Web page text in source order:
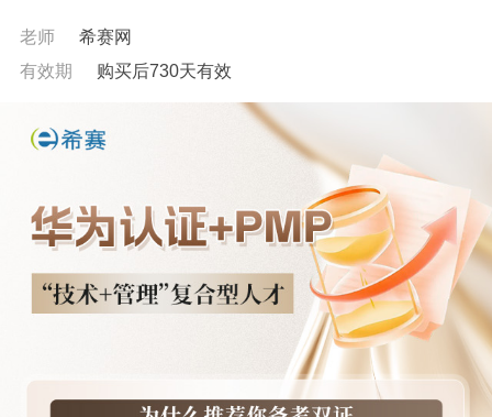
老师
希赛网
有效期
购买后730天有效